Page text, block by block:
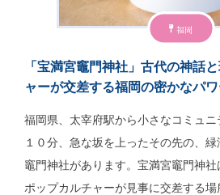
福岡
「宝満宮竈門神社」古代の神話
ャーが交差する福岡の密かなパ
福岡県、太宰府駅から小さなコミュ
１０分、急な坂を上ったその先の、
竈門神社があります。宝満宮竈門神
ポップカルチャーが見事に交差する